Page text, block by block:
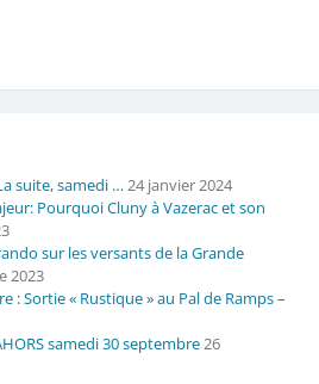
suite, samedi … 24 janvier 2024
Pourquoi Cluny à Vazerac et son
sur les versants de la Grande
2023
: Sortie « Rustique » au Pal de Ramps –
samedi 30 septembre26